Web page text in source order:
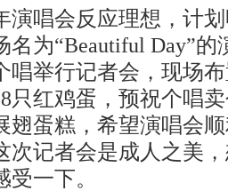
唱会反应理想，计划
名为“Beautiful Day”的
唱举行记者会，现场
只红鸡蛋，预祝个唱
翅蛋糕，希望演唱会
次记者会是成人之美
一下。